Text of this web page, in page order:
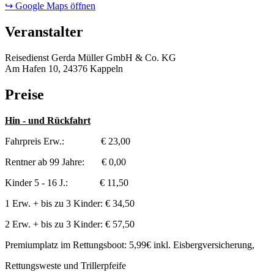
↪ Google Maps öffnen
Veranstalter
Reisedienst Gerda Müller GmbH & Co. KG
Am Hafen 10, 24376 Kappeln
Preise
Hin - und Rückfahrt
Fahrpreis Erw.: € 23,00
Rentner ab 99 Jahre: € 0,00
Kinder 5 - 16 J.: € 11,50
1 Erw. + bis zu 3 Kinder: € 34,50
2 Erw. + bis zu 3 Kinder: € 57,50
Premiumplatz im Rettungsboot: 5,99€ inkl. Eisbergversicherung,
Rettungsweste und Trillerpfeife